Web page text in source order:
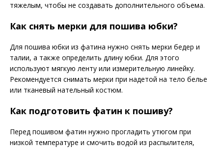
тяжелым, чтобы не создавать дополнительного объема.
Как снять мерки для пошива юбки?
Для пошива юбки из фатина нужно снять мерки бедер и
талии, а также определить длину юбки. Для этого
используют мягкую ленту или измерительную линейку.
Рекомендуется снимать мерки при надетой на тело белье
или тканевый нательный костюм.
Как подготовить фатин к пошиву?
Перед пошивом фатин нужно прогладить утюгом при
низкой температуре и смочить водой из распылителя,